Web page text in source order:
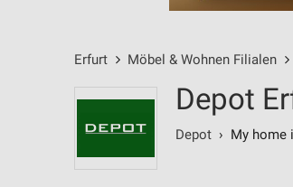
Erfurt Möbel & Wohnen Filialen
Depot
Depot › My home